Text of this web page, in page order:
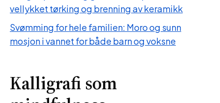
vellykket tørking og brenning av keramikk
Svømming for hele familien: Moro og sunn
mosjon i vannet for både barn og voksne
Kalligrafi som